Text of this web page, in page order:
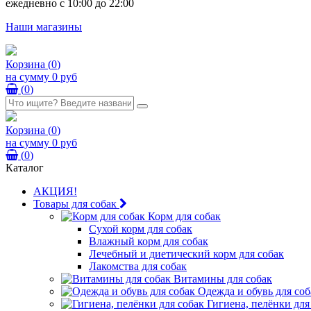
ежедневно с 10:00 до 22:00
Наши магазины
Корзина (0)
на сумму 0 руб
(0)
Корзина (0)
на сумму 0 руб
(0)
Каталог
АКЦИЯ!
Товары для собак
Корм для собак
Сухой корм для собак
Влажный корм для собак
Лечебный и диетический корм для собак
Лакомства для собак
Витамины для собак
Одежда и обувь для
Гигиена, пелёнки для